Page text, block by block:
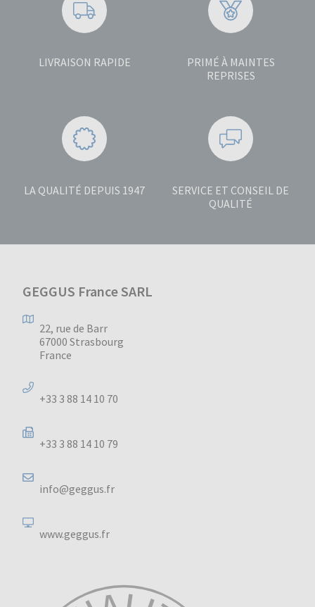
LIVRAISON RAPIDE
PRIMÉ À MAINTES
REPRISES
LA QUALITÉ DEPUIS 1947
SERVICE ET CONSEIL DE
QUALITÉ
GEGGUS France SARL
22, rue de Barr
67000 Strasbourg
France
+33 3 88 14 10 70
+33 3 88 14 10 79
info@geggus.fr
www.geggus.fr